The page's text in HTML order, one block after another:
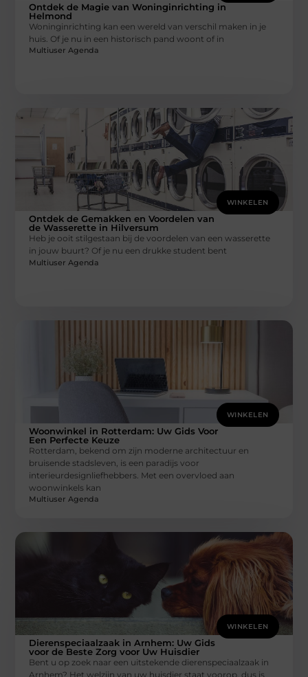
Ontdek de Magie van Woninginrichting in
Helmond
Woninginrichting kan een wereld van verschil maken in je
huis. Of je nu in een historisch pand woont of in
Multiuser Agenda
WINKELEN
Ontdek de Gemakken en Voordelen van
de Wasserette in Hilversum
Heb je ooit stilgestaan bij de voordelen van een wasserette
in jouw buurt? Of je nu een drukke student bent
Multiuser Agenda
WINKELEN
Woonwinkel in Rotterdam: Uw Gids Voor
Een Perfecte Keuze
Rotterdam, bekend om zijn moderne architectuur en
bruisende stadsleven, is een paradijs voor
interieurdesignliefhebbers. Met een overvloed aan
woonwinkels kan
Multiuser Agenda
WINKELEN
Dierenspeciaalzaak in Arnhem: Uw Gids
voor de Beste Zorg voor Uw Huisdier
Bent u op zoek naar een uitstekende dierenspeciaalzaak in
Arnhem? Het welzijn van uw huisdier staat voorop, dus is